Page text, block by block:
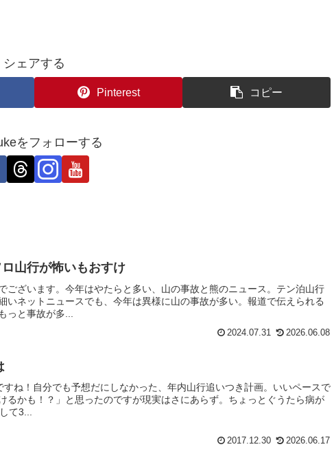
シェアする
Pinterest コピー
をフォローする
山行が怖いもおすけ
ございます。今年はやたらと多い、山の事故と熊のニュース。テン泊山行
いネットニュースでも、今年は異様に山の事故が多い。報道で伝えられる
っと事故が多...
2024.07.31 2026.06.08
ね！自分でも予想だにしなかった、年内山行追いつき計画。いいペースで
るかも！？」と思ったのですが現実はさにあらず。ちょっとぐうたら病が
て3...
2017.12.30 2026.06.17